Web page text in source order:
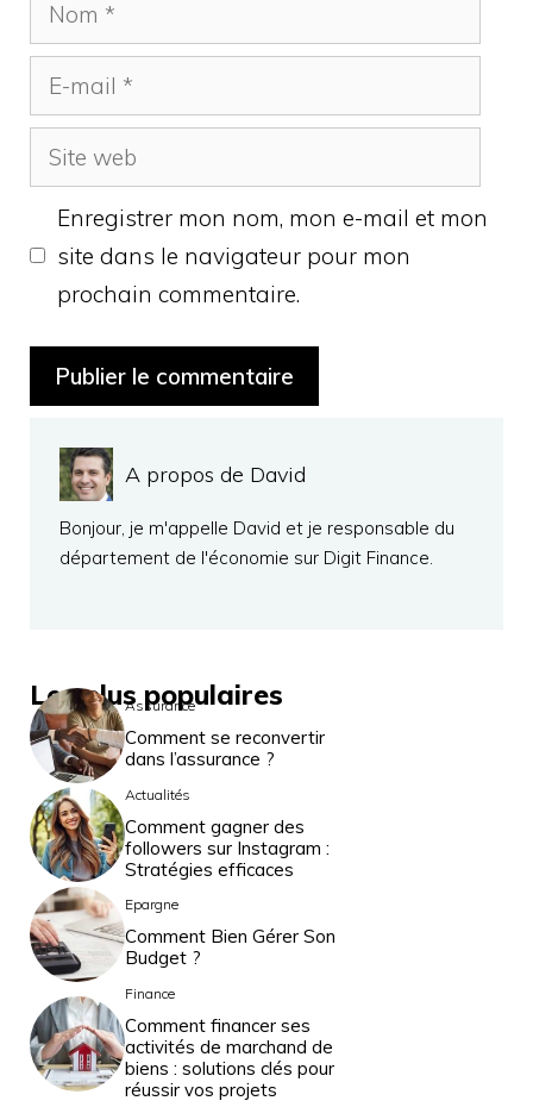
mail
Site
web
Enregistrer mon nom, mon e-mail et mon
site dans le navigateur pour mon
prochain commentaire.
A propos de David
Bonjour, je m'appelle David et je responsable du
département de l'économie sur Digit Finance.
Les plus populaires
Assurance
Comment se reconvertir
dans l’assurance ?
Actualités
Comment gagner des
followers sur Instagram :
Stratégies efficaces
Epargne
Comment Bien Gérer Son
Budget ?
Finance
Comment financer ses
activités de marchand de
biens : solutions clés pour
réussir vos projets